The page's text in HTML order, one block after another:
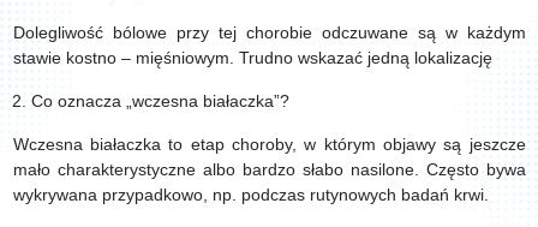
Dolegliwość bólowe przy tej chorobie odczuwane są w każdym
stawie kostno – mięśniowym. Trudno wskazać jedną lokalizację
Co oznacza „wczesna białaczka”?
Wczesna białaczka to etap choroby, w którym objawy są jeszcze
mało charakterystyczne albo bardzo słabo nasilone. Często bywa
wykrywana przypadkowo, np. podczas rutynowych badań krwi.